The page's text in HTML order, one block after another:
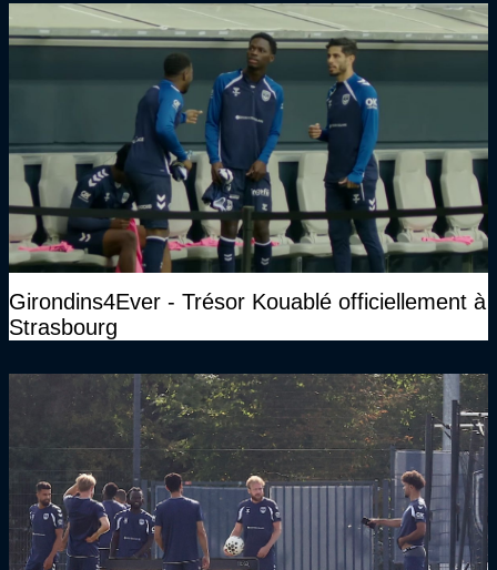
Girondins4Ever - Trésor Kouablé officiellement à
Strasbourg